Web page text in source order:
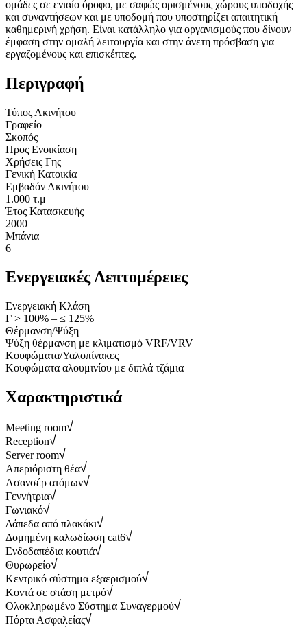
ομάδες σε ενιαίο όροφο, με σαφώς ορισμένους χώρους υποδοχής
και συναντήσεων και με υποδομή που υποστηρίζει απαιτητική
καθημερινή χρήση. Είναι κατάλληλο για οργανισμούς που δίνουν
έμφαση στην ομαλή λειτουργία και στην άνετη πρόσβαση για
εργαζομένους και επισκέπτες.
Περιγραφή
Τύπος Ακινήτου
Γραφείο
Σκοπός
Προς Ενοικίαση
Χρήσεις Γης
Γενική Κατοικία
Εμβαδόν Ακινήτου
1.000 τ.μ
Έτος Κατασκευής
2000
Μπάνια
6
Ενεργειακές Λεπτομέρειες
Ενεργειακή Κλάση
Γ > 100% – ≤ 125%
Θέρμανση/Ψύξη
Ψύξη θέρμανση με κλιματισμό VRF/VRV
Κουφώματα/Υαλοπίνακες
Κουφώματα αλουμινίου με διπλά τζάμια
Χαρακτηριστικά
Meeting room
Reception
Server room
Απεριόριστη θέα
Ασανσέρ ατόμων
Γεννήτρια
Γωνιακό
Δάπεδα από πλακάκι
Δομημένη καλωδίωση cat6
Ενδοδαπέδια κουτιά
Θυρωρείο
Κεντρικό σύστημα εξαερισμού
Κοντά σε στάση μετρό
Ολοκληρωμένο Σύστημα Συναγερμού
Πόρτα Ασφαλείας